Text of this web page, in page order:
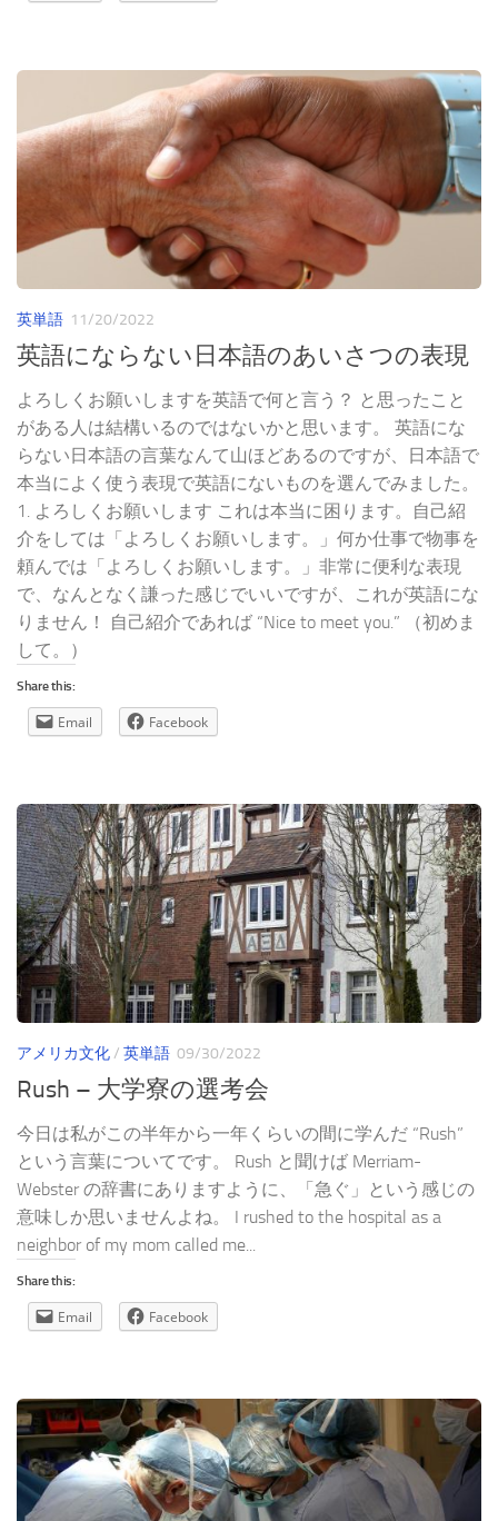
英単語 11/20/2022
英語にならない日本語のあいさつの表現
よろしくお願いしますを英語で何と言う？ と思ったこと
がある人は結構いるのではないかと思います。 英語にな
らない日本語の言葉なんて山ほどあるのですが、日本語で
本当によく使う表現で英語にないものを選んでみました。
1. よろしくお願いします これは本当に困ります。自己紹
介をしては「よろしくお願いします。」何か仕事で物事を
頼んでは「よろしくお願いします。」非常に便利な表現
で、なんとなく謙った感じでいいですが、これが英語にな
りません！ 自己紹介であれば “Nice to meet you.” （初めま
して。）
Share this:
Email Facebook
アメリカ文化/ 英単語 09/30/2022
Rush – 大学寮の選考会
今日は私がこの半年から一年くらいの間に学んだ “Rush”
という言葉についてです。 Rush と聞けば Merriam-
Webster の辞書にありますように、「急ぐ」という感じの
意味しか思いませんよね。 I rushed to the hospital as a
neighbor of my mom called me...
Share this:
Email Facebook